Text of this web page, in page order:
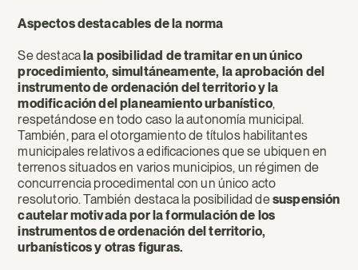
Aspectos destacables de la norma
Se destacala posibilidad de tramitar en un único
procedimiento, simultáneamente, la aprobación del
instrumento de ordenación del territorio y la
modificación del planeamiento urbanístico,
respetándose en todo caso la autonomía municipal.
También, para el otorgamiento de títulos habilitantes
municipales relativos a edificaciones que se ubiquen en
terrenos situados en varios municipios, un régimen de
concurrencia procedimental con un único acto
resolutorio. También destaca la posibilidad desuspensión
cautelar motivada por la formulación de los
instrumentos de ordenación del territorio,
urbanísticos y otras figuras.